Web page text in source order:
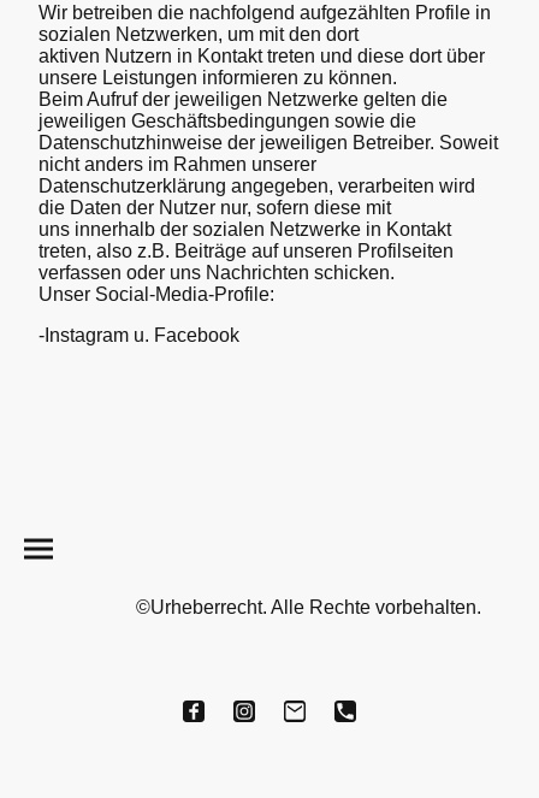
Wir betreiben die nachfolgend aufgezählten Profile in
sozialen Netzwerken, um mit den dort
aktiven Nutzern in Kontakt treten und diese dort über
unsere Leistungen informieren zu können.
Beim Aufruf der jeweiligen Netzwerke gelten die
jeweiligen Geschäftsbedingungen sowie die
Datenschutzhinweise der jeweiligen Betreiber. Soweit
nicht anders im Rahmen unserer
Datenschutzerklärung angegeben, verarbeiten wird
die Daten der Nutzer nur, sofern diese mit
uns innerhalb der sozialen Netzwerke in Kontakt
treten, also z.B. Beiträge auf unseren Profilseiten
verfassen oder uns Nachrichten schicken.
Unser Social‐Media‐Profile:
-Instagram u. Facebook
©Urheberrecht. Alle Rechte vorbehalten.